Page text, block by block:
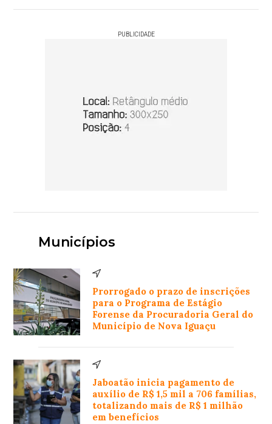
PUBLICIDADE
Municípios
Prorrogado o prazo de inscrições
para o Programa de Estágio
Forense da Procuradoria Geral do
Município de Nova Iguaçu
Jaboatão inicia pagamento de
auxílio de R$ 1,5 mil a 706 famílias,
totalizando mais de R$ 1 milhão
em benefícios